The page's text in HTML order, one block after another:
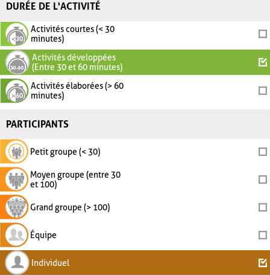
DURÉE DE L'ACTIVITÉ
Activités courtes (< 30
minutes)
Activités développées
(Entre 30 et 60 minutes)
Activités élaborées (> 60
minutes)
PARTICIPANTS
Petit groupe (< 30)
Moyen groupe (entre 30
et 100)
Grand groupe (> 100)
Équipe
Individuel